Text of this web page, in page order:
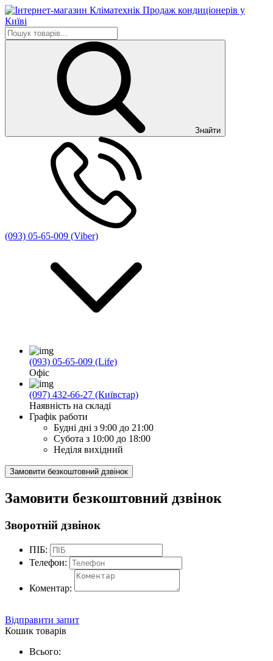
Знайти
(093) 05-65-009 (Viber)
(093) 05-65-009 (Life)
Офіс
(097) 432-66-27 (Київстар)
Наявність на складі
Графік работи
Будні дні з 9:00 до 21:00
Субота з 10:00 до 18:00
Неділя вихідний
Замовити безкоштовний дзвінок
Замовити безкоштовний дзвінок
Зворотній дзвінок
ПІБ:
Телефон:
Коментар:
Відправити запит
Кошик товарів
Всього: